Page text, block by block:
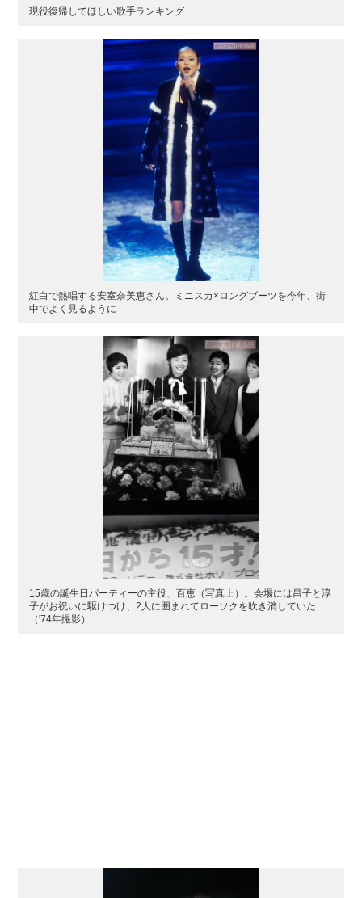
現役復帰してほしい歌手ランキング
紅白で熱唱する安室奈美恵さん。ミニスカ×ロングブーツを今年、街
中でよく見るように
15歳の誕生日パーティーの主役、百恵（写真上）。会場には昌子と淳
子がお祝いに駆けつけ、2人に囲まれてローソクを吹き消していた
（'74年撮影）